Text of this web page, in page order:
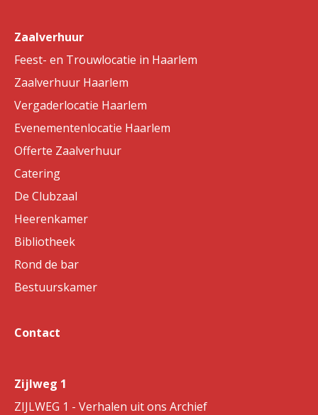
Zaalverhuur
Feest- en Trouwlocatie in Haarlem
Zaalverhuur Haarlem
Vergaderlocatie Haarlem
Evenementenlocatie Haarlem
Offerte Zaalverhuur
Catering
De Clubzaal
Heerenkamer
Bibliotheek
Rond de bar
Bestuurskamer
Contact
Zijlweg 1
ZIJLWEG 1 - Verhalen uit ons Archief